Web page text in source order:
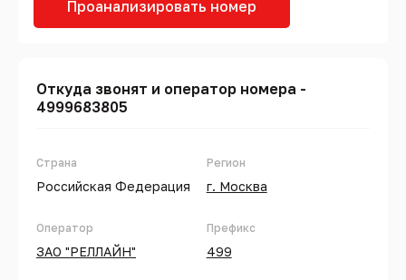
Проанализировать номер
Откуда звонят и оператор номера -
4999683805
Страна
Российская Федерация
Оператор
ЗАО "РЕЛЛАЙН"
Регион
г. Москва
Префикс
499